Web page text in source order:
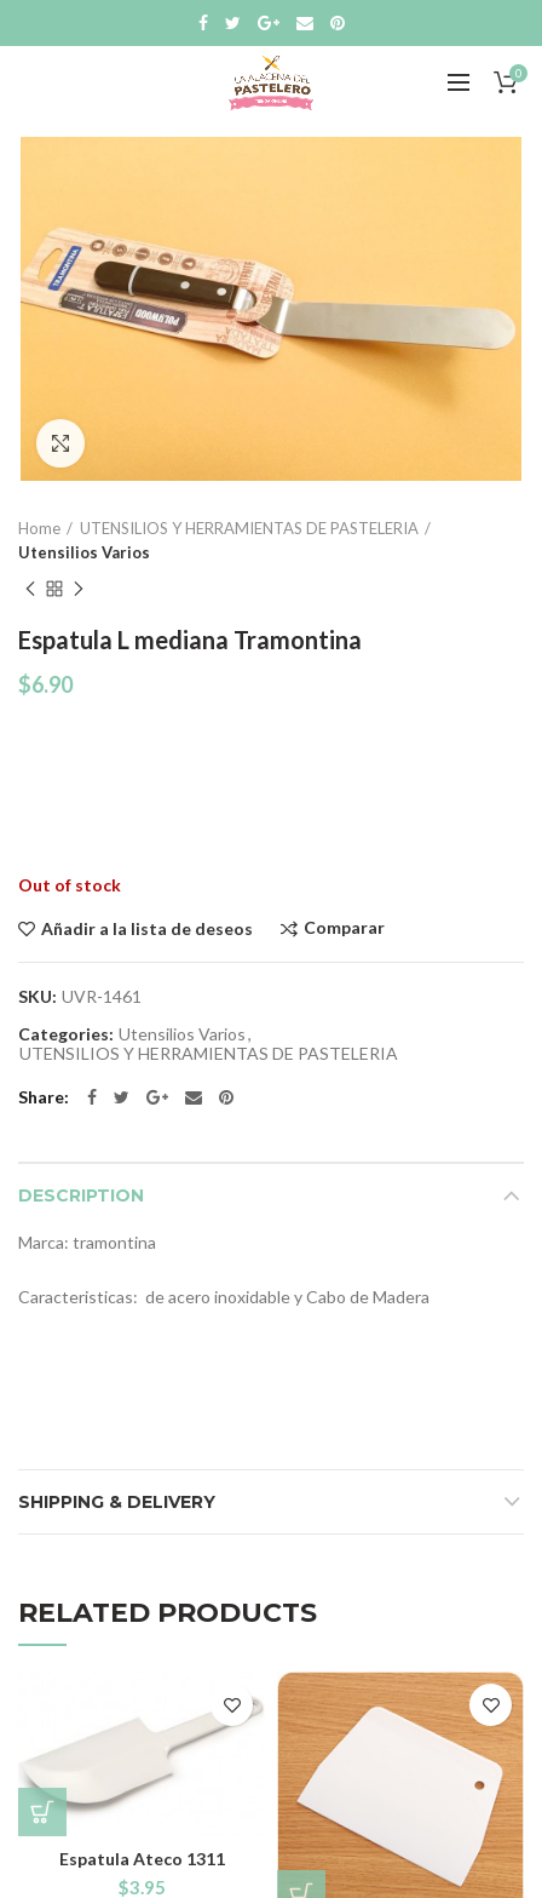
0
Home
UTENSILIOS Y HERRAMIENTAS DE PASTELERIA
Utensilios Varios
Espatula L mediana Tramontina
$6.90
Out of stock
Añadir a la lista de deseos Comparar
SKU: UVR-1461
Categories: Utensilios Varios,
UTENSILIOS Y HERRAMIENTAS DE PASTELERIA
Share
DESCRIPTION
Marca: tramontina
Caracteristicas: de acero inoxidable y Cabo de Madera
SHIPPING & DELIVERY
RELATED PRODUCTS
Espatula Ateco 1311
$3.95